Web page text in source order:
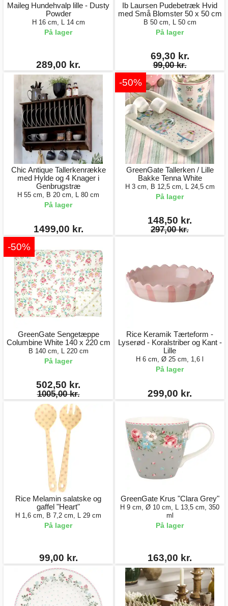
Maileg Hundehvalp lille - Dusty
Powder
H 16 cm, L 14 cm
På lager
289,00 kr.
Ib Laursen Pudebetræk Hvid
med Små Blomster 50 x 50 cm
B 50 cm, L 50 cm
På lager
69,30 kr.
99,00 kr.
Chic Antique Tallerkenrække
med Hylde og 4 Knager i
Genbrugstræ
H 55 cm, B 20 cm, L 80 cm
På lager
1499,00 kr.
-50%
GreenGate Tallerken / Lille
Bakke Tenna White
H 3 cm, B 12,5 cm, L 24,5 cm
På lager
148,50 kr.
297,00 kr.
-50%
GreenGate Sengetæppe
Columbine White 140 x 220 cm
B 140 cm, L 220 cm
På lager
502,50 kr.
1005,00 kr.
Rice Keramik Tærteform -
Lyserød - Koralstriber og Kant -
Lille
H 6 cm, Ø 25 cm, 1,6 l
På lager
299,00 kr.
Rice Melamin salatske og
gaffel "Heart"
H 1,6 cm, B 7,2 cm, L 29 cm
På lager
99,00 kr.
GreenGate Krus "Clara Grey"
H 9 cm, Ø 10 cm, L 13,5 cm, 350
ml
På lager
163,00 kr.